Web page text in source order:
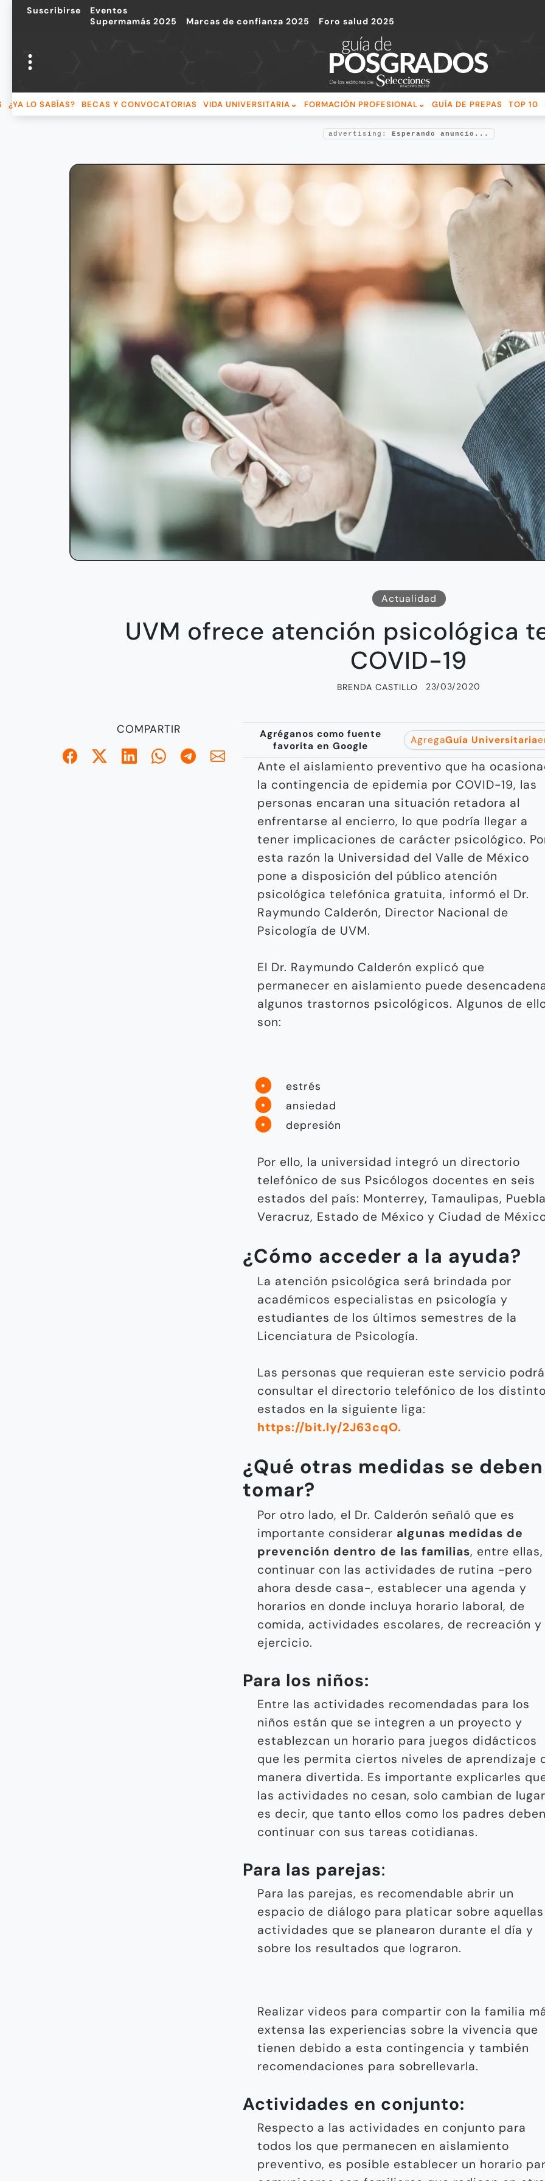
Suscribirse
Eventos
Supermamás 2025
Marcas de confianza 2025 Foro salud 2025
¿YA LO SABÍAS? BECAS Y CONVOCATORIAS VIDA UNIVERSITARIA FORMACIÓN PROFESIONAL GUÍA DE PREPAS TOP 10
advertising: Esperando anuncio...
Actualidad
UVM ofrece atención psicológica
COVID-19
BRENDA CASTILLO 23/03/2020
COMPARTIR
Agréganos como fuente
favorita en Google
AgregaGuía Universitaria
Ante el aislamiento preventivo que ha
la contingencia de epidemia por COVID-19, las
personas encaran una situación retadora al
enfrentarse al encierro, lo que podría llegar a
tener implicaciones de carácter psicológico.
esta razón la Universidad del Valle de México
pone a disposición del público atención
psicológica telefónica gratuita, informó el Dr.
Raymundo Calderón, Director Nacional de
Psicología de UVM.
El Dr. Raymundo Calderón explicó que
permanecer en aislamiento puede
algunos trastornos psicológicos. Algunos de
son:
estrés
ansiedad
depresión
Por ello, la universidad integró un directorio
telefónico de sus Psicólogos docentes en seis
estados del país: Monterrey, Tamaulipas,
Veracruz, Estado de México y Ciudad de
¿Cómo acceder a la ayuda?
La atención psicológica será brindada por
académicos especialistas en psicología y
estudiantes de los últimos semestres de la
Licenciatura de Psicología.
Las personas que requieran este servicio
consultar el directorio telefónico de los
estados en la siguiente liga:
https://bit.ly/2J63cqO.
¿Qué otras medidas se deben
tomar?
Por otro lado, el Dr. Calderón señaló que es
importante considerar algunas medidas de
prevención dentro de las familias, entre ellas,
continuar con las actividades de rutina -pero
ahora desde casa-, establecer una agenda y
horarios en donde incluya horario laboral, de
comida, actividades escolares, de recreación y
ejercicio.
Para los niños:
Entre las actividades recomendadas para los
niños están que se integren a un proyecto y
establezcan un horario para juegos didácticos
que les permita ciertos niveles de aprendizaje
manera divertida. Es importante explicarles
las actividades no cesan, solo cambian de
es decir, que tanto ellos como los padres
continuar con sus tareas cotidianas.
Para las parejas:
Para las parejas, es recomendable abrir un
espacio de diálogo para platicar sobre aquellas
actividades que se planearon durante el día y
sobre los resultados que lograron.
Realizar videos para compartir con la familia
extensa las experiencias sobre la vivencia que
tienen debido a esta contingencia y también
recomendaciones para sobrellevarla.
Actividades en conjunto:
Respecto a las actividades en conjunto para
todos los que permanecen en aislamiento
preventivo, es posible establecer un horario